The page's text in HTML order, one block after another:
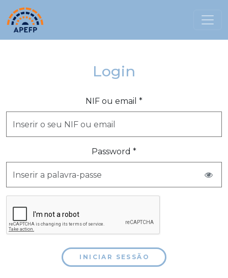
Login
NIF ou email *
Password *
INICIAR SESSÃO